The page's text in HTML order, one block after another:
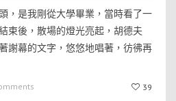
，是我剛從大學畢業，當時看了一
束後，散場的燈光亮起，胡德夫
謝幕的文字，悠悠地唱著，彷彿再
39